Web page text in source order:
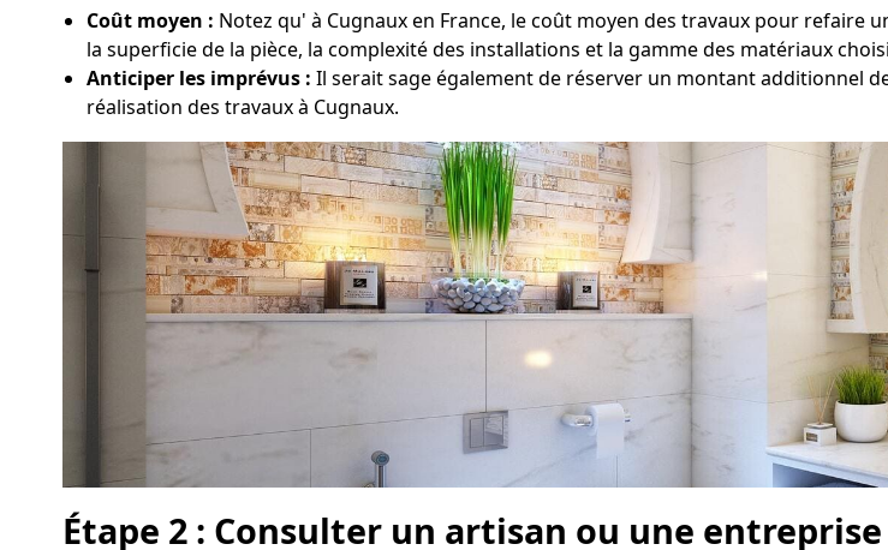
Coût moyen : Notez qu' à Cugnaux en France, le coût moyen des travaux pour refaire
la superficie de la pièce, la complexité des installations et la gamme des matériaux
Anticiper les imprévus : Il serait sage également de réserver un montant additionnel
réalisation des travaux à Cugnaux.
Étape 2 : Consulter un artisan ou une